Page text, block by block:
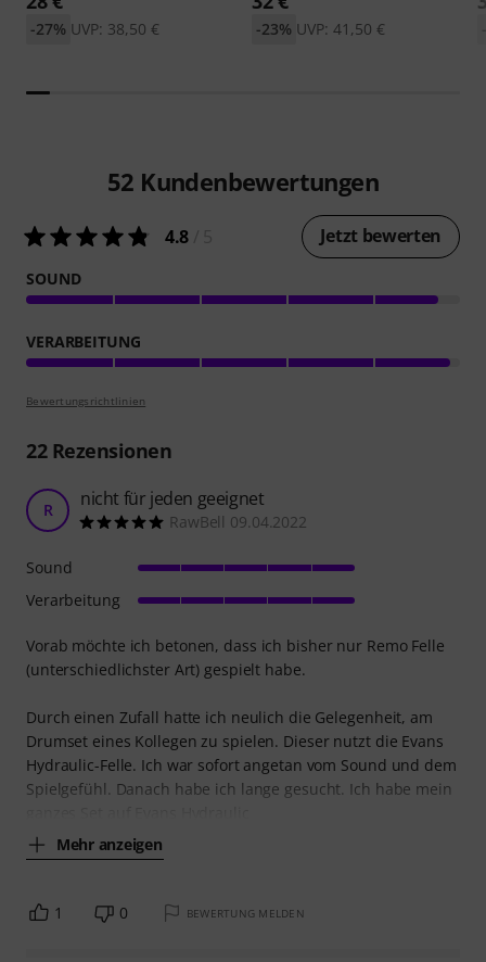
UVP: 38,50 €
-27% UVP: 41,50 €
-23%
52 Kundenbewertungen
4.8 Jetzt bewerten
SOUND
VERARBEITUNG
Bewertungsrichtlinien
22Rezensionen
R nicht für jeden geeignet
RawBell 09.04.2022
Vorab möchte ich betonen, dass ich bisher nur Remo Felle
(unterschiedlichster Art) gespielt habe.
Durch einen Zufall hatte ich neulich die Gelegenheit, am
Drumset eines Kollegen zu spielen. Dieser nutzt die Evans
Hydraulic-Felle. Ich war sofort angetan vom Sound und dem
Spielgefühl. Danach habe ich lange gesucht. Ich habe mein
Mehr anzeigen
Sound
Verarbeitung
1 0 BEWERTUNG MELDEN